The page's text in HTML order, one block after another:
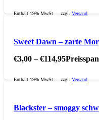
Enthält 19% MwSt zzgl.Versand
Sweet Dawn – zarte
€3,00 –€114,95
Enthält 19% MwSt zzgl.Versand
Blackster – smoggy